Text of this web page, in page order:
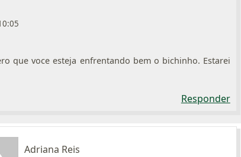
que voce esteja enfrentando bem o bichinho. Estarei
Responder
Adriana Reis